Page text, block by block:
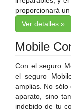
proporcionará
Ver detalles »
Mobile
Con el seguro
el seguro
amplias. No
aparato, sino
indebido de tu